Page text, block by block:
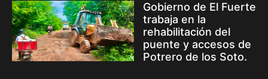
Gobierno de El Fuerte
trabaja en la
rehabilitación del
puente y accesos de
Potrero de los Soto.